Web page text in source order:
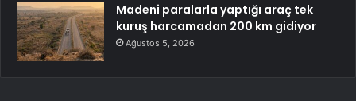
Madeni paralarla yaptığı araç tek
kuruş harcamadan 200 km gidiyor
Ağustos 5, 2026